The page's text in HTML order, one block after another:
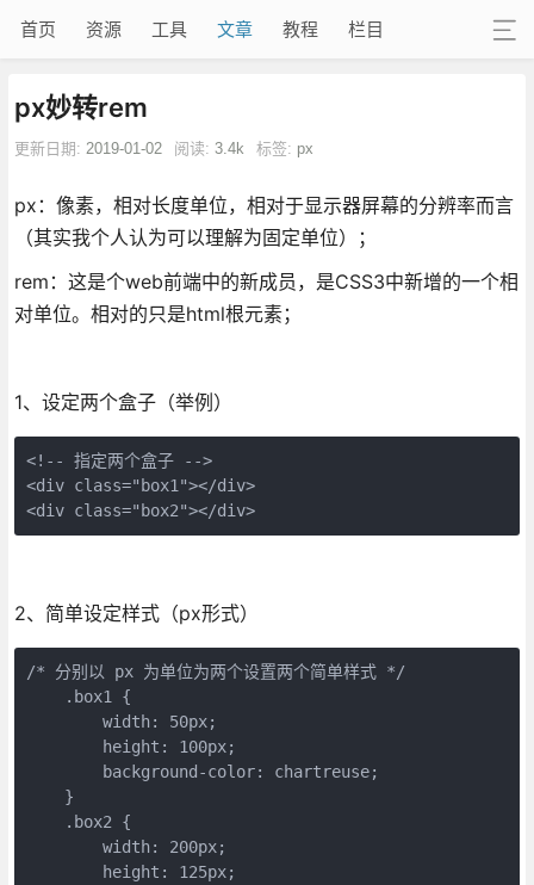
首页 资源 工具 文章 教程 栏目
px妙转rem
更新日期: 2019-01-02 阅读: 3.4k 标签: px
px：像素，相对长度单位，相对于显示器屏幕的分辨率而言
（其实我个人认为可以理解为固定单位）；
rem：这是个web前端中的新成员，是CSS3中新增的一个相
对单位。相对的只是html根元素；
1、设定两个盒子（举例）
<!-- 指定两个盒子 -->
<div class="box1"></div>
<div class="box2"></div>
2、简单设定样式（px形式）
/* 分别以 px 为单位为两个设置两个简单样式 */
    .box1 {
        width: 50px;
        height: 100px;
        background-color: chartreuse;
    }
    .box2 {
        width: 200px;
        height: 125px;